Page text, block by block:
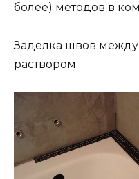
более) методов в
Заделка швов
раствором